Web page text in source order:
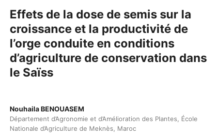
Effets de la dose de semis sur la
croissance et la productivité de
l’orge conduite en conditions
d’agriculture de conservation dans
le Saïss
Nouhaila BENOUASEM
Département d’Agronomie et d’Amélioration des Plantes, École
Nationale d’Agriculture de Meknès, Maroc